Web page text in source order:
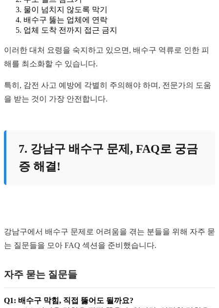
물이 넘치지 않도록 막기
배수구 뚫는 업체에 연락
업체 도착 전까지 접근 금지
이러한 대처 요령을 숙지하고 있으면, 배수구 역류로 인한 피
해를 최소화할 수 있습니다.
특히, 감전 사고 예방에 각별히 주의해야 하며, 전문가의 도움
을 받는 것이 가장 안전합니다.
7. 강남구 배수구 문제, FAQ로 궁금
증 해결!
강남구에서 배수구 문제로 어려움을 겪는 분들을 위해 자주 묻
는 질문들을 모아 FAQ 섹션을 준비했습니다.
자주 묻는 질문들
Q1: 배수구 막힘, 직접 뚫어도 될까요?